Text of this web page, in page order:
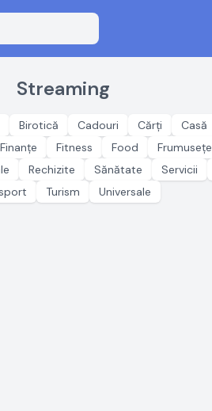
Streaming
Birotică Cadouri Cărți Casă
Finanțe Fitness Food Frumusețe
Rechizite Sănătate Servicii
Turism Universale